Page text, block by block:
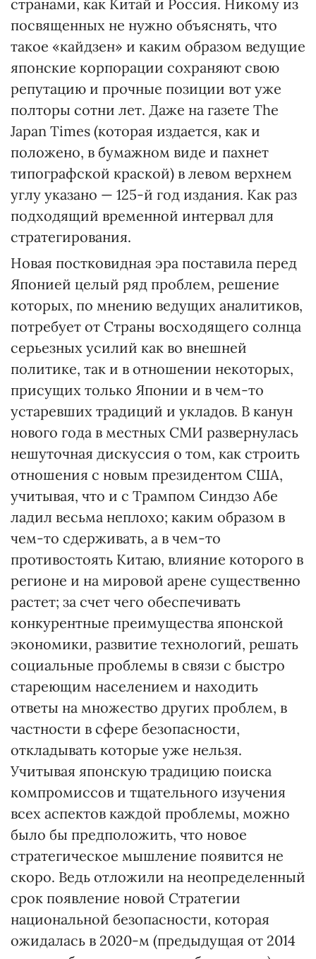
странами, как Китай и Россия. Никому из
посвященных не нужно объяснять, что
такое «кайдзен» и каким образом ведущие
японские корпорации сохраняют свою
репутацию и прочные позиции вот уже
полторы сотни лет. Даже на газете The
Japan Times (которая издается, как и
положено, в бумажном виде и пахнет
типографской краской) в левом верхнем
углу указано — 125-й год издания. Как раз
подходящий временной интервал для
стратегирования.
Новая постковидная эра поставила перед
Японией целый ряд проблем, решение
которых, по мнению ведущих аналитиков,
потребует от Страны восходящего солнца
серьезных усилий как во внешней
политике, так и в отношении некоторых,
присущих только Японии и в чем-то
устаревших традиций и укладов. В канун
нового года в местных СМИ развернулась
нешуточная дискуссия о том, как строить
отношения с новым президентом США,
учитывая, что и с Трампом Синдзо Абе
ладил весьма неплохо; каким образом в
чем-то сдерживать, а в чем-то
противостоять Китаю, влияние которого в
регионе и на мировой арене существенно
растет; за счет чего обеспечивать
конкурентные преимущества японской
экономики, развитие технологий, решать
социальные проблемы в связи с быстро
стареющим населением и находить
ответы на множество других проблем, в
частности в сфере безопасности,
откладывать которые уже нельзя.
Учитывая японскую традицию поиска
компромиссов и тщательного изучения
всех аспектов каждой проблемы, можно
было бы предположить, что новое
стратегическое мышление появится не
скоро. Ведь отложили на неопределенный
срок появление новой Стратегии
национальной безопасности, которая
ожидалась в 2020-м (предыдущая от 2014